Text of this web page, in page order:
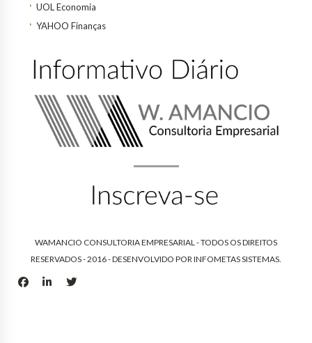
UOL Economia
YAHOO Finanças
WAMANCIO CONSULTORIA EMPRESARIAL - TODOS OS DIREITOS
RESERVADOS - 2016 - DESENVOLVIDO PORINFOMETAS SISTEMAS.